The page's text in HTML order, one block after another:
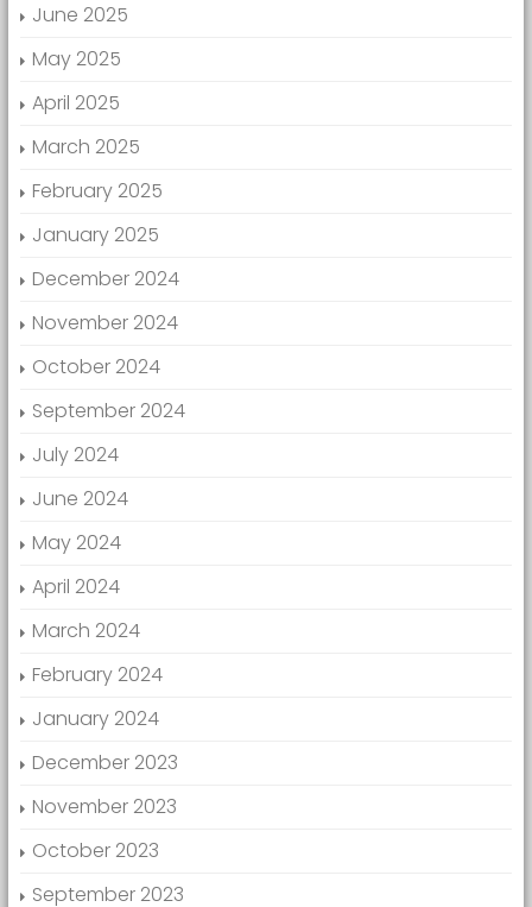
June 2025
May 2025
April 2025
March 2025
February 2025
January 2025
December 2024
November 2024
October 2024
September 2024
July 2024
June 2024
May 2024
April 2024
March 2024
February 2024
January 2024
December 2023
November 2023
October 2023
September 2023